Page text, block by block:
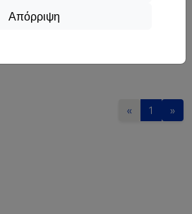
Απόρριψη
« 1 »